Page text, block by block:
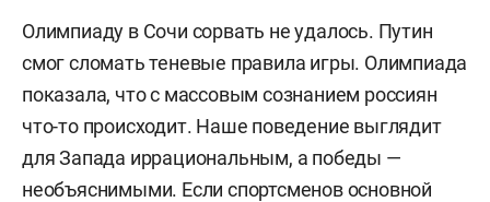
Олимпиаду в Сочи сорвать не удалось. Путин
смог сломать теневые правила игры. Олимпиада
показала, что с массовым сознанием россиян
что-то происходит. Наше поведение выглядит
для Запада иррациональным, а победы —
необъяснимыми. Если спортсменов основной